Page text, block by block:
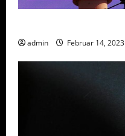
admin Februar 14, 2023